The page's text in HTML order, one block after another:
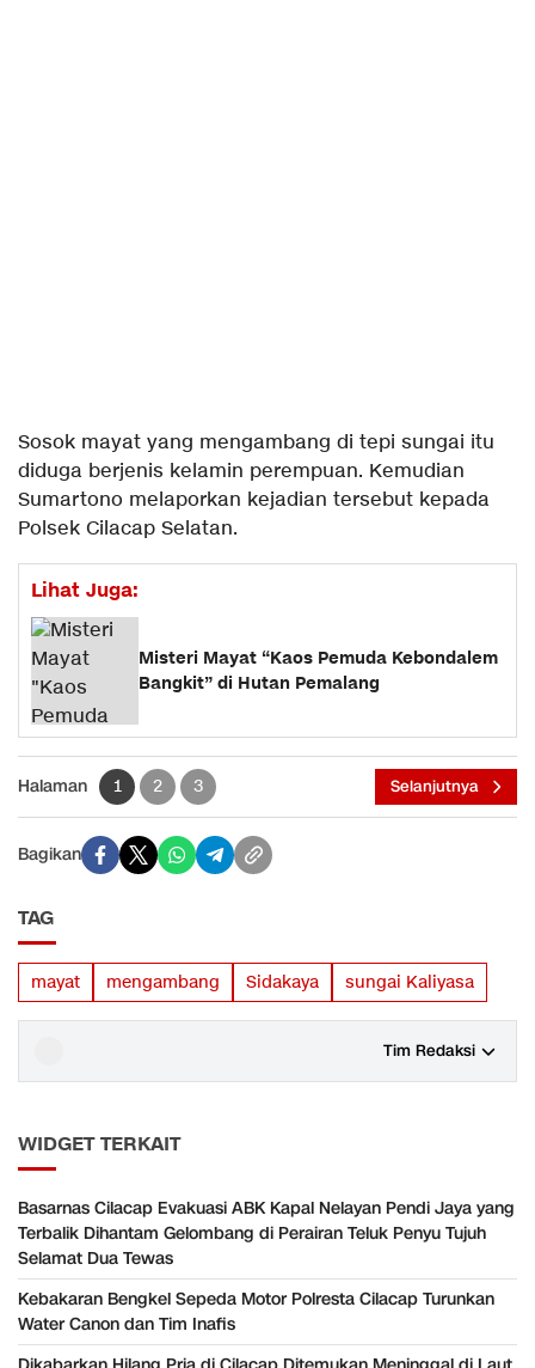
Sosok mayat yang mengambang di tepi sungai itu
diduga berjenis kelamin perempuan. Kemudian
Sumartono melaporkan kejadian tersebut kepada
Polsek Cilacap Selatan.
Lihat Juga:
Misteri Mayat “Kaos Pemuda Kebondalem
Bangkit” di Hutan Pemalang
Halaman 1 2 3 Selanjutnya
Bagikan
TAG
mayat mengambang Sidakaya sungai Kaliyasa
Tim Redaksi
WIDGET TERKAIT
Basarnas Cilacap Evakuasi ABK Kapal Nelayan Pendi Jaya yang
Terbalik Dihantam Gelombang di Perairan Teluk Penyu Tujuh
Selamat Dua Tewas
Kebakaran Bengkel Sepeda Motor Polresta Cilacap Turunkan
Water Canon dan Tim Inafis